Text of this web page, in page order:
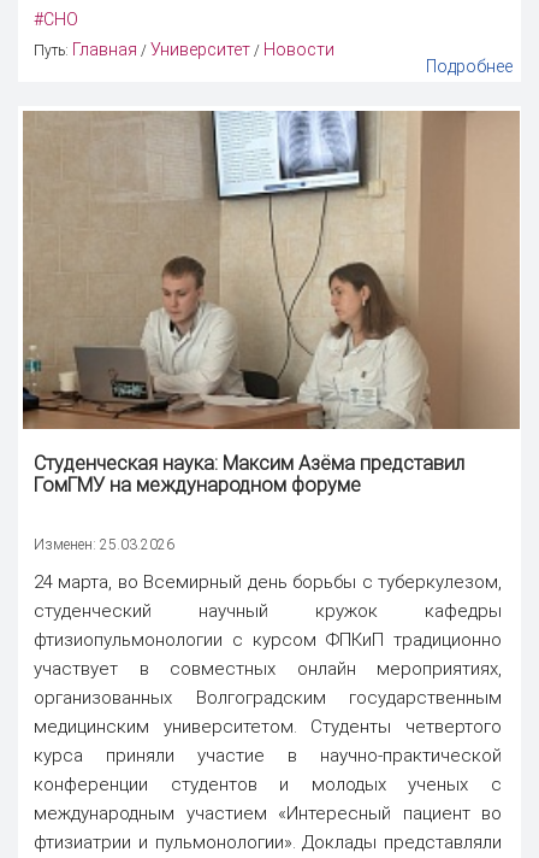
#СНО
Путь: Главная / Университет / Новости
Подробнее
Студенческая наука: Максим Азёма представил
ГомГМУ на международном форуме
Изменен: 25.03.2026
24 марта, во Всемирный день борьбы с туберкулезом,
студенческий научный кружок кафедры
фтизиопульмонологии с курсом ФПКиП традиционно
участвует в совместных онлайн мероприятиях,
организованных Волгоградским государственным
медицинским университетом. Студенты четвертого
курса приняли участие в научно-практической
конференции студентов и молодых ученых с
международным участием «Интересный пациент во
фтизиатрии и пульмонологии». Доклады представляли